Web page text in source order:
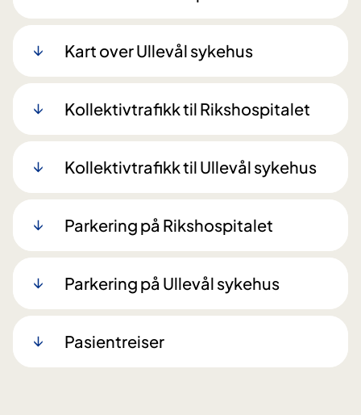
Kart over Ullevål sykehus
Kollektivtrafikk til Rikshospitalet
Kollektivtrafikk til Ullevål sykehus
Parkering på Rikshospitalet
Parkering på Ullevål sykehus
Pasientreiser